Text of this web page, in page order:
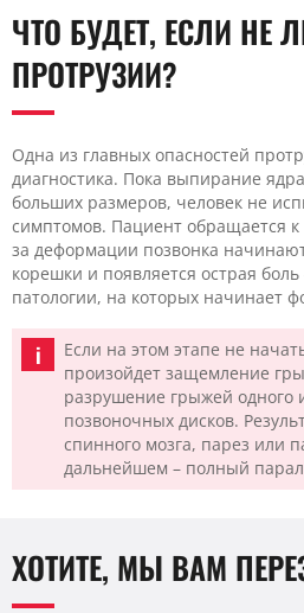
ЧТО БУДЕТ, ЕСЛИ НЕ
ПРОТРУЗИИ?
Одна из главных опасностей
диагностика. Пока выпирание
больших размеров, человек не
симптомов. Пациент обращается к
за деформации позвонка
корешки и появляется острая
патологии, на которых начинает
Если на этом этапе не
произойдет защемление
разрушение грыжей одного
позвоночных дисков.
спинного мозга, парез или
дальнейшем – полный
ХОТИТЕ, МЫ ВАМ